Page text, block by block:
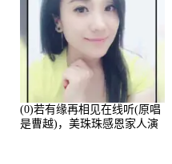
(0)若有缘再相见在线听(原唱
是曹越)，美珠珠感恩家人演